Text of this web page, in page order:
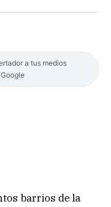
a tus medios
barrios de la